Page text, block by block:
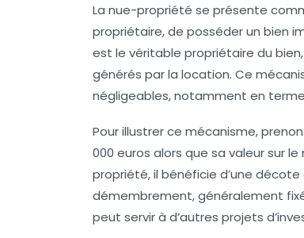
La nue-propriété se présente
propriétaire, de posséder un bien
est le véritable propriétaire du
générés par la location. Ce
négligeables, notamment en
Pour illustrer ce mécanisme,
000 euros alors que sa valeur sur
propriété, il bénéficie d’une décote
démembrement, généralement
peut servir à d’autres projets